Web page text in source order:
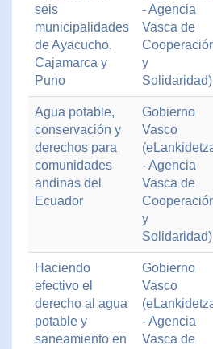
seis
municipalidades
de Ayacucho,
Cajamarca y
Puno
- Agencia
Vasca de
y
Solidaridad)
Agua potable,
conservación y
derechos para
comunidades
andinas del
Ecuador
Gobierno
Vasco
- Agencia
Vasca de
y
Solidaridad)
Haciendo
efectivo el
derecho al agua
potable y
saneamiento en
Gobierno
Vasco
- Agencia
Vasca de